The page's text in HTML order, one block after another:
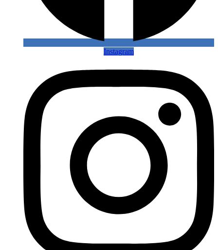
Instagram